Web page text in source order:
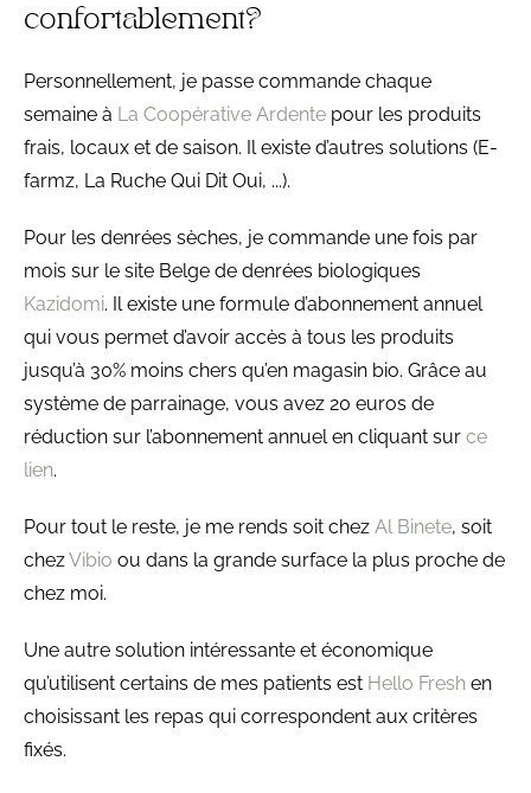
confortablement?
Personnellement, je passe commande chaque
semaine à La Coopérative Ardente pour les produits
frais, locaux et de saison. Il existe d’autres solutions (E-
farmz, La Ruche Qui Dit Oui, ...).
Pour les denrées sèches, je commande une fois par
mois sur le site Belge de denrées biologiques
Kazidomi. Il existe une formule d’abonnement annuel
qui vous permet d’avoir accès à tous les produits
jusqu’à 30% moins chers qu’en magasin bio. Grâce au
système de parrainage, vous avez 20 euros de
réduction sur l’abonnement annuel en cliquant sur ce
lien.
Pour tout le reste, je me rends soit chez Al Binete, soit
chezVibio ou dans la grande surface la plus proche de
chez moi.
Une autre solution intéressante et économique
qu’utilisent certains de mes patients est Hello Fresh en
choisissant les repas qui correspondent aux critères
fixés.